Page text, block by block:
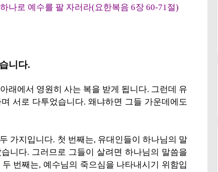
나로 예수를 팔 자러라(요한복음 6장 60-71절)
니다.
래에서 영원히 사는 복을 받게 됩니다. 그런데 유
서로 다투었습니다. 왜냐하면 그들 가운데에도
가지입니다. 첫 번째는, 유대인들이 하나님의 말
니다. 그러므로 그들이 살려면 하나님의 말씀을
번째는, 예수님의 죽으심을 나타내시기 위함입